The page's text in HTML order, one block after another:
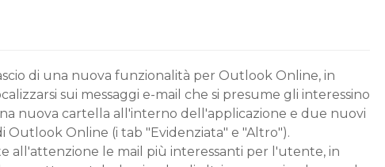
di una nuova funzionalità per Outlook Online, in
sui messaggi e-mail che si presume gli interessino
nuova cartella all'interno dell'applicazione e due nuovi
Online (i tab "Evidenziata" e "Altro").
all'attenzione le mail più interessanti per l'utente, in